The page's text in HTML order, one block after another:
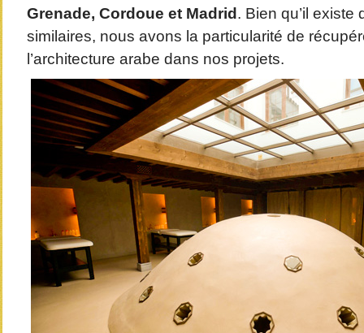
Grenade, Cordoue et Madrid . Bien qu’il existe
similaires, nous avons la particularité de
l’architecture arabe dans nos projets.